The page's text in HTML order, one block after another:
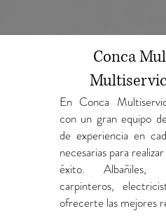
Conca
En Conca
con un gran equipo
de experiencia en
necesarias para
éxito. Albañiles,
carpinteros,
ofrecerte las mejores